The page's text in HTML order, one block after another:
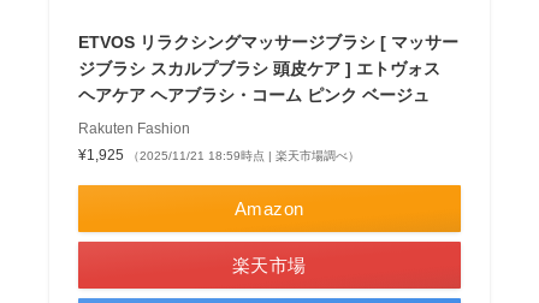
ETVOS リラクシングマッサージブラシ [ マッサー
ジブラシ スカルプブラシ 頭皮ケア ] エトヴォス
ヘアケア ヘアブラシ・コーム ピンク ベージュ
Rakuten Fashion
¥1,925
（2025/11/21 18:59時点 | 楽天市場調べ）
Amazon
楽天市場